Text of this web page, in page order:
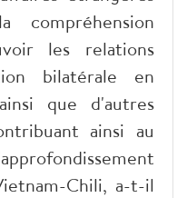
les relations
bilatérale en
que d'autres
ainsi au
Chili, a-t-il